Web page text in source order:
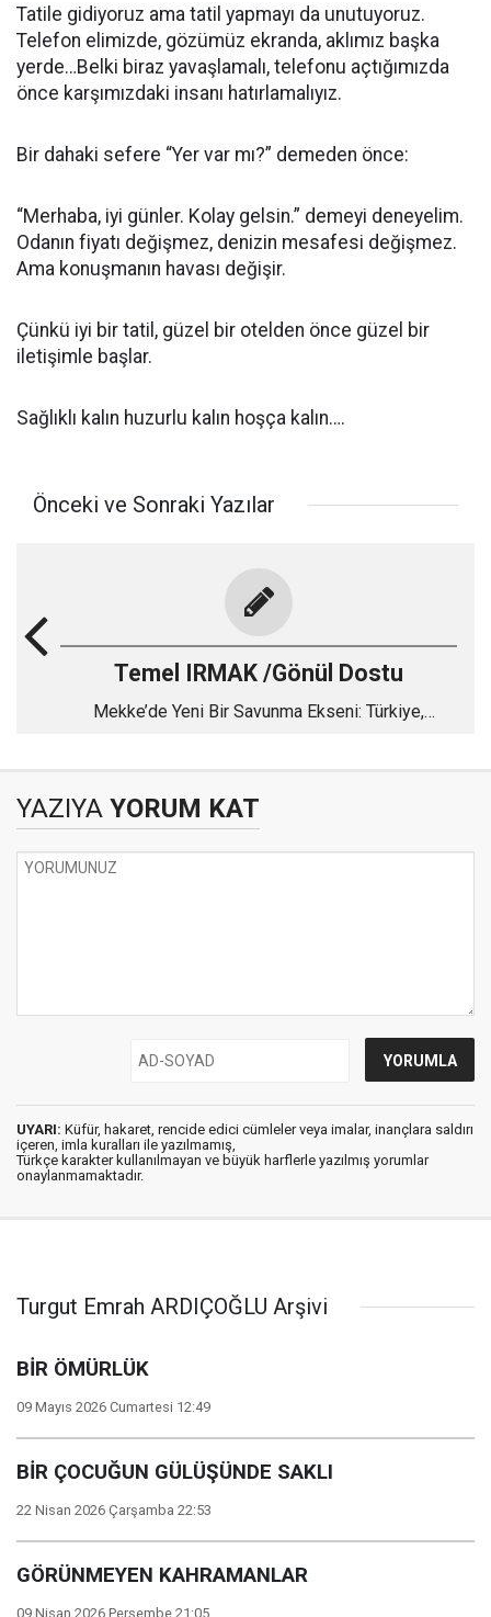
Tatile gidiyoruz ama tatil yapmayı da unutuyoruz.
Telefon elimizde, gözümüz ekranda, aklımız başka
yerde…Belki biraz yavaşlamalı, telefonu açtığımızda
önce karşımızdaki insanı hatırlamalıyız.
Bir dahaki sefere “Yer var mı?” demeden önce:
“Merhaba, iyi günler. Kolay gelsin.” demeyi deneyelim.
Odanın fiyatı değişmez, denizin mesafesi değişmez.
Ama konuşmanın havası değişir.
Çünkü iyi bir tatil, güzel bir otelden önce güzel bir
iletişimle başlar.
Sağlıklı kalın huzurlu kalın hoşça kalın….
Önceki ve Sonraki Yazılar
Temel IRMAK /Gönül Dostu
Mekke’de Yeni Bir Savunma Ekseni: Türkiye,
YAZIYA YORUM KAT
UYARI: Küfür, hakaret, rencide edici cümleler veya imalar, inançlara saldırı
içeren, imla kuralları ile yazılmamış,
Türkçe karakter kullanılmayan ve büyük harflerle yazılmış yorumlar
onaylanmamaktadır.
Turgut Emrah ARDIÇOĞLU Arşivi
BİR ÖMÜRLÜK
09 Mayıs 2026 Cumartesi 12:49
BİR ÇOCUĞUN GÜLÜŞÜNDE SAKLI
22 Nisan 2026 Çarşamba 22:53
GÖRÜNMEYEN KAHRAMANLAR
09 Nisan 2026 Perşembe 21:05